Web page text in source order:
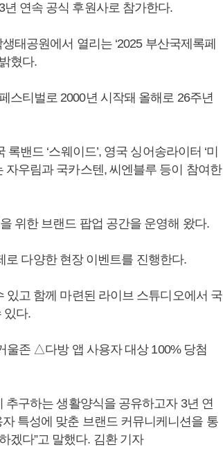
연속 공식 후원사로 참가한다.
태공원에서 열리는 ‘2025 부산국제록페
혔다.
스티벌로 2000년 시작돼 올해로 26주년
밴드 ‘스웨이드’, 영국 싱어송라이터 ‘미
자우림과 국카스텐, 씨엔블루 등이 참여한
위한 브랜드 팝업 공간을 운영해 왔다.
로 다양한 현장 이벤트를 진행한다.
고 함께 마련된 라이브 스튜디오에서 국
있다.
존 △다방 앱 사용자 대상 100% 당첨
추구하는 생활양식을 공유하고자 3년 연
특성에 맞춘 브랜드 커뮤니케니션을 통
겠다”고 말했다. 김환 기자